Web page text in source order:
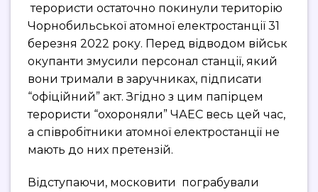
терористи остаточно покинули територію
Чорнобильської атомної електростанції 31
березня 2022 року. Перед відводом військ
окупанти змусили персонал станції, який
вони тримали в заручниках, підписати
“офіційний” акт. Згідно з цим папірцем
терористи “охороняли” ЧАЕС весь цей час,
а співробітники атомної електростанції не
мають до них претензій.
Відступаючи, московити пограбували